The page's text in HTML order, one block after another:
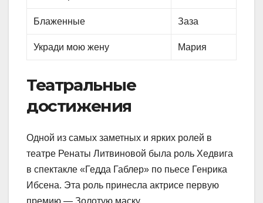
Блаженные Заза
Укради мою жену Мария
Театральные
достижения
Одной из самых заметных и ярких ролей в
театре Ренаты Литвиновой была роль Хедвига
в спектакле «Гедда Габлер» по пьесе Генрика
Ибсена. Эта роль принесла актрисе первую
премию — Золотую маску.